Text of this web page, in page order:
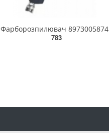
Фарборозпилювач 8973005874
783